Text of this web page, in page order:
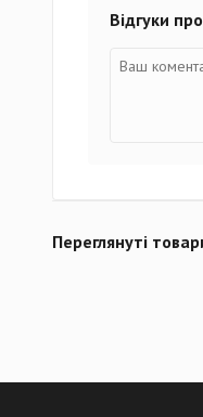
Відгуки
Переглянуті